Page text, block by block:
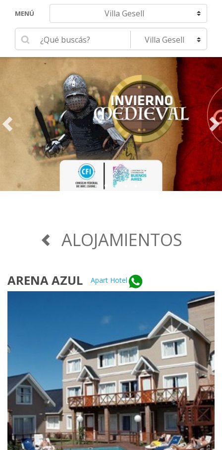
MENÚ Navegar hacia otra localidad
Ingrese su búsqueda Seleccione una localidad
ALOJAMIENTOS
ARENA AZUL Apart Hotel